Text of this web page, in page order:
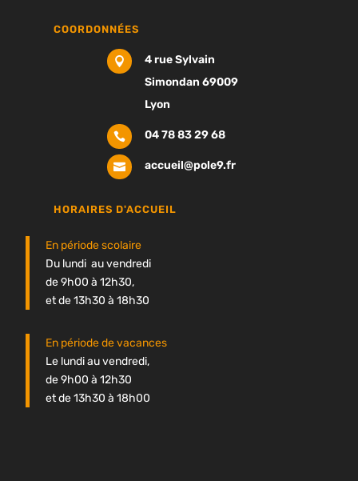
COORDONNÉES

4 rue Sylvain
Simondan 69009
Lyon
 04 78 83 29 68
 accueil@pole9.fr
HORAIRES D'ACCUEIL
En période scolaire
Du lundi au vendredi
de 9h00 à 12h30,
et de 13h30 à 18h30
En période de vacances
Le lundi au vendredi,
de 9h00 à 12h30
et de 13h30 à 18h00